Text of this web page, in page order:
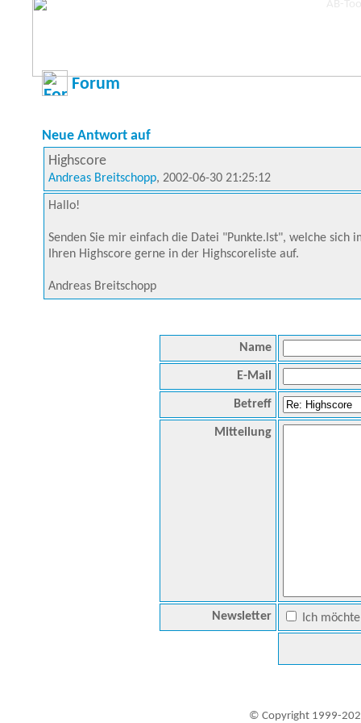
Forum
Neue Antwort auf
Highscore
Andreas Breitschopp, 2002-06-30 21:25:12
Hallo!
Senden Sie mir einfach die Datei "Punkte.lst", welche sich
Ihren Highscore gerne in der Highscoreliste auf.
Andreas Breitschopp
Name
E-Mail
Betreff
Mitteilung
Newsletter Ich
© Copyright 1999-